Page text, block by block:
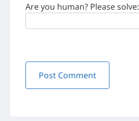
Are you human? Please solve: